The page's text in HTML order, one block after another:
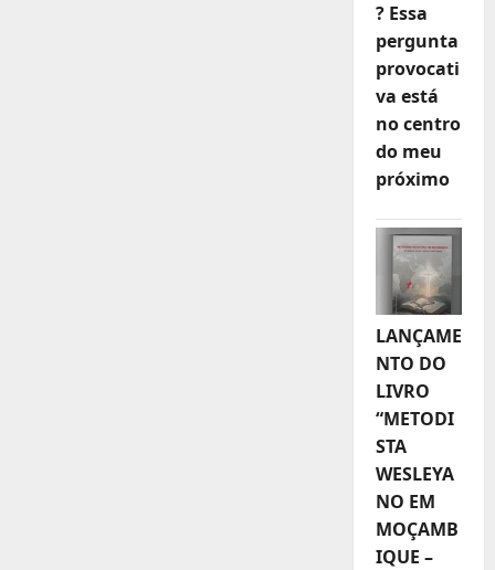
? Essa
pergunta
provocati
va está
no centro
do meu
próximo
LANÇAME
NTO DO
LIVRO
“METODI
STA
WESLEYA
NO EM
MOÇAMB
IQUE –